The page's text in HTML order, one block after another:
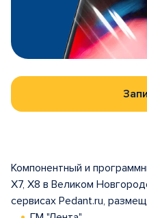
Компонентный и
X7, X8 в Великом
сервисах Pedant.ru,